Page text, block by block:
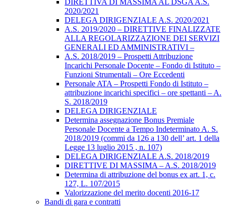
DIRETTIVA DI MASSIMA AL DSGA A.S.
2020/2021
DELEGA DIRIGENZIALE A.S. 2020/2021
A.S. 2019/2020 – DIRETTIVE FINALIZZATE
ALLA REGOLARIZZAZIONE DEI SERVIZI
GENERALI ED AMMINISTRATIVI –
A.S. 2018/2019 – Prospetti Attribuzione
Incarichi Personale Docente – Fondo di Istituto –
Funzioni Strumentali – Ore Eccedenti
Personale ATA – Prospetti Fondo di Istituto –
attribuzione incarichi specifici – ore spettanti – A.
S. 2018/2019
DELEGA DIRIGENZIALE
Determina assegnazione Bonus Premiale
Personale Docente a Tempo Indeterminato A. S.
2018/2019 (commi da 126 a 130 dell’ art. 1 della
Legge 13 luglio 2015 , n. 107)
DELEGA DIRIGENZIALE A.S. 2018/2019
DIRETTIVE DI MASSIMA – A.S. 2018/2019
Determina di attribuzione del bonus ex art. 1, c.
127, L. 107/2015
Valorizzazione del merito docenti 2016-17
Bandi di gara e contratti